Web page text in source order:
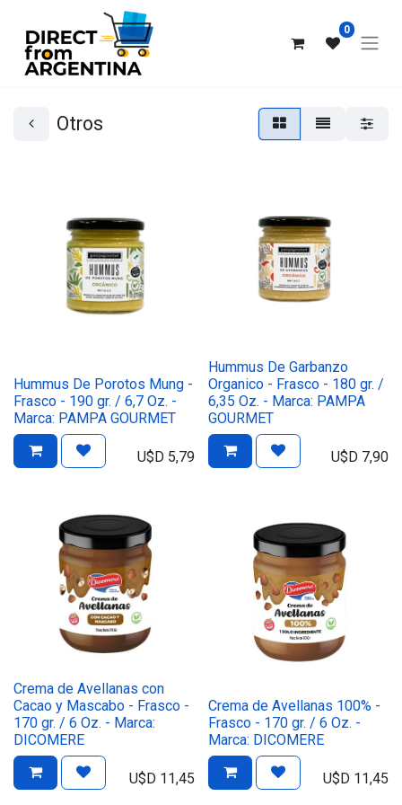
0
Otros
Hummus De Porotos Mung -
Frasco - 190 gr. / 6,7 Oz. -
Marca: PAMPA GOURMET
U$D 5,79
Hummus De Garbanzo
Organico - Frasco - 180 gr. /
6,35 Oz. - Marca: PAMPA
GOURMET
U$D 7,90
Crema de Avellanas con
Cacao y Mascabo - Frasco -
170 gr. / 6 Oz. - Marca:
DICOMERE
U$D 11,45
Crema de Avellanas 100% -
Frasco - 170 gr. / 6 Oz. -
Marca: DICOMERE
U$D 11,45